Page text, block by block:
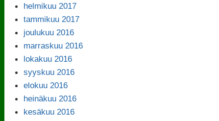
helmikuu 2017
tammikuu 2017
joulukuu 2016
marraskuu 2016
lokakuu 2016
syyskuu 2016
elokuu 2016
heinäkuu 2016
kesäkuu 2016